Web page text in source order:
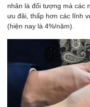
nhân là đối tượng mà các
ưu đãi, thấp hơn các lĩnh
(hiện nay là 4%/năm).